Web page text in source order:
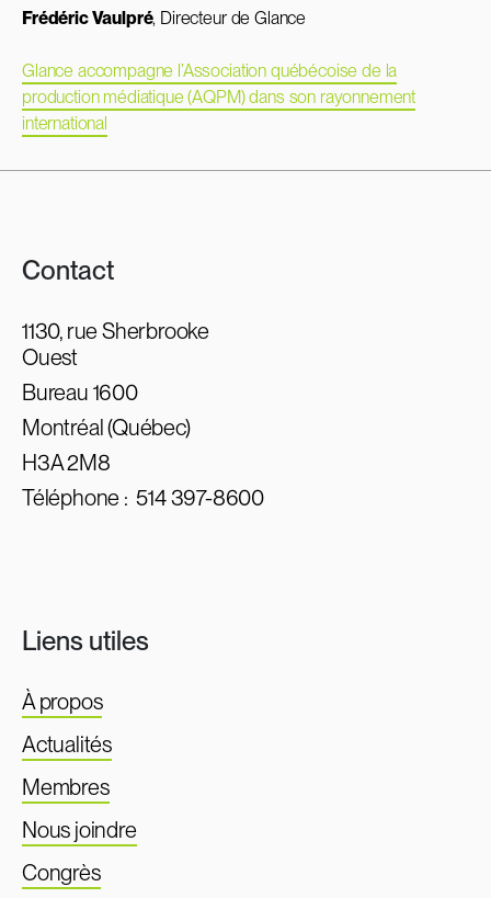
Frédéric Vaulpré, Directeur de Glance
Glance accompagne l’Association québécoise de la
production médiatique (AQPM) dans son rayonnement
international
Contact
1130, rue Sherbrooke
Ouest
Bureau 1600
Montréal (Québec)
H3A 2M8
Téléphone :514 397-8600
Liens utiles
À propos
Actualités
Membres
Nous joindre
Congrès